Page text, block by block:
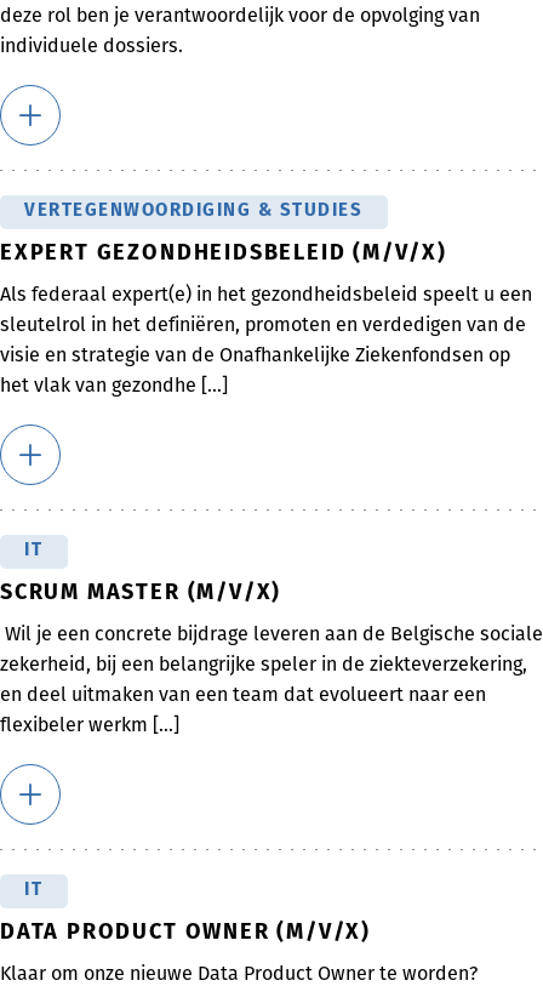
deze rol ben je verantwoordelijk voor de opvolging van
individuele dossiers.
VERTEGENWOORDIGING & STUDIES
EXPERT GEZONDHEIDSBELEID (M/V/X)
Als federaal expert(e) in het gezondheidsbeleid speelt u een
sleutelrol in het definiëren, promoten en verdedigen van de
visie en strategie van de Onafhankelijke Ziekenfondsen op
het vlak van gezondhe [...]
SCRUM MASTER (M/V/X)
Wil je een concrete bijdrage leveren aan de Belgische sociale
zekerheid, bij een belangrijke speler in de ziekteverzekering,
en deel uitmaken van een team dat evolueert naar een
flexibeler werkm [...]
DATA PRODUCT OWNER (M/V/X)
Klaar om onze nieuwe Data Product Owner te worden?